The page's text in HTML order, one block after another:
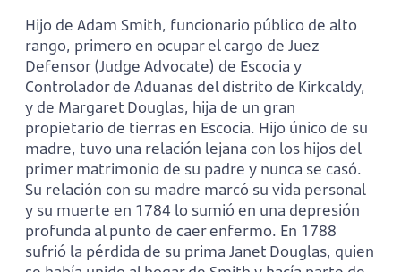
Hijo de Adam Smith, funcionario público de alto
rango, primero en ocupar el cargo de Juez
Defensor (Judge Advocate) de Escocia y
Controlador de Aduanas del distrito de Kirkcaldy,
y de Margaret Douglas, hija de un gran
propietario de tierras en Escocia. Hijo único de su
madre, tuvo una relación lejana con los hijos del
primer matrimonio de su padre y nunca se casó.
Su relación con su madre marcó su vida personal
y su muerte en 1784 lo sumió en una depresión
profunda al punto de caer enfermo. En 1788
sufrió la pérdida de su prima Janet Douglas, quien